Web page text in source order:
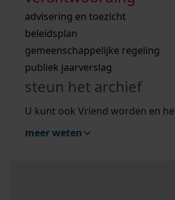
bouwvergunningen
omgevingsvergunningen
vergunningen
beeld en geluid
uitleg nodig?
Wij helpen u op weg met een
bekijk alle zoektips
Wij helpen u op weg met een
bekijk alle zoektips
bekijk ons geschiedenislokaal
advisering en toezicht
beleidsplan
gemeenschappelijke regeling
publiek jaarverslag
steun het archief
U kunt ook Vriend worden en
meer weten
zoektips
Mijn Studiezaal (inloggen)